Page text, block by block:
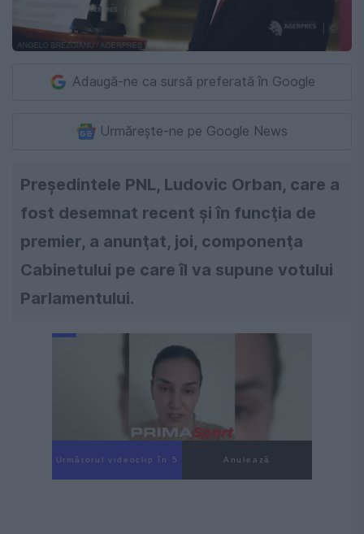
Adaugă-ne ca sursă preferată în Google
Urmărește-ne pe Google News
Preşedintele PNL, Ludovic Orban, care a
fost desemnat recent şi în funcţia de
premier, a anunţat, joi, componenţa
Cabinetului pe care îl va supune votului
Parlamentului.
Următorul videoclip în 4 Anulează